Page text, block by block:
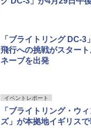
「ブライトリング DC-3
飛行への挑戦がスター
ネーブを出発
イベントレポート
「ブライトリング・ウ
ズ」が本拠地イギリス